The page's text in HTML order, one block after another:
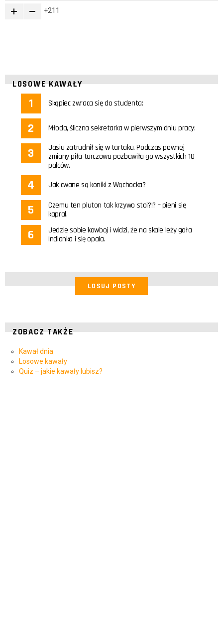
211
LOSOWE KAWAŁY
Skąpiec zwraca się do studenta:
Młoda, śliczna sekretarka w pierwszym dniu pracy:
Jasiu zatrudnił się w tartaku. Podczas pewnej
zmiany piła tarczowa pozbawiła go wszystkich 10
palców.
Jak cwane są koniki z Wąchocka?
Czemu ten pluton tak krzywo stoi?!? – pieni się
kapral.
Jedzie sobie kowboj i widzi, że na skale leży goła
Indianka i się opala.
LOSUJ POSTY
ZOBACZ TAKŻE
Kawał dnia
Losowe kawały
Quiz – jakie kawały lubisz?